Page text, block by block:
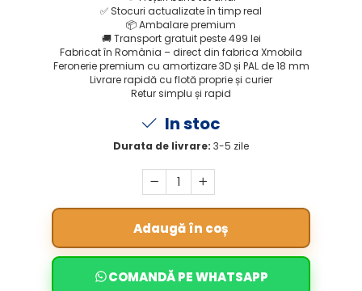
✅ Stocuri actualizate în timp real
📦Ambalare premium
🚚 Transport gratuit peste 499 lei
Fabricat în România – direct din fabrica Xmobila
Feronerie premium cu amortizare 3D și PAL de 18 mm
Livrare rapidă cu flotă proprie și curier
Retur simplu și rapid
In stoc
Durata de livrare: 3-5 zile
Adaugă în coș
COMANDĂ PE WHATSAPP